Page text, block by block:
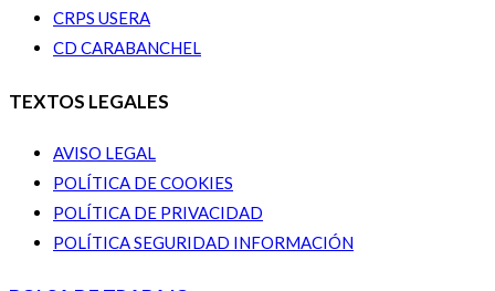
CRPS USERA
CD CARABANCHEL
TEXTOS LEGALES
AVISO LEGAL
POLÍTICA DE COOKIES
POLÍTICA DE PRIVACIDAD
POLÍTICA SEGURIDAD INFORMACIÓN